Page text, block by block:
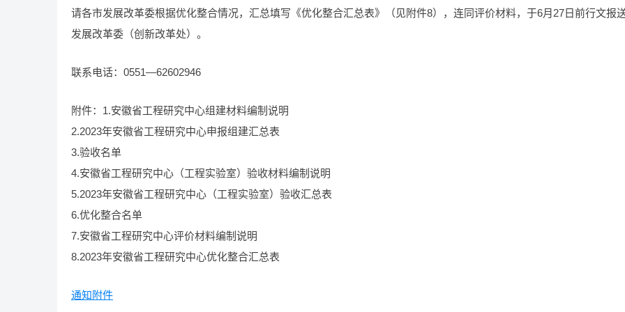
请各市发展改革委根据优化整合情况，汇总填写《优化整合汇总表》（见附件8），连同评价材料，于6月27日前行文报
发展改革委（创新改革处）。
联系电话：0551—62602946
附件：1.安徽省工程研究中心组建材料编制说明
2.2023年安徽省工程研究中心申报组建汇总表
3.验收名单
4.安徽省工程研究中心（工程实验室）验收材料编制说明
5.2023年安徽省工程研究中心（工程实验室）验收汇总表
6.优化整合名单
7.安徽省工程研究中心评价材料编制说明
8.2023年安徽省工程研究中心优化整合汇总表
通知附件